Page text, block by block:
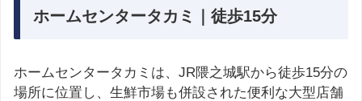
ホームセンタータカミ｜徒歩15分
ホームセンタータカミは、JR隈之城駅から徒歩15分の
場所に位置し、生鮮市場も併設された便利な大型店舗